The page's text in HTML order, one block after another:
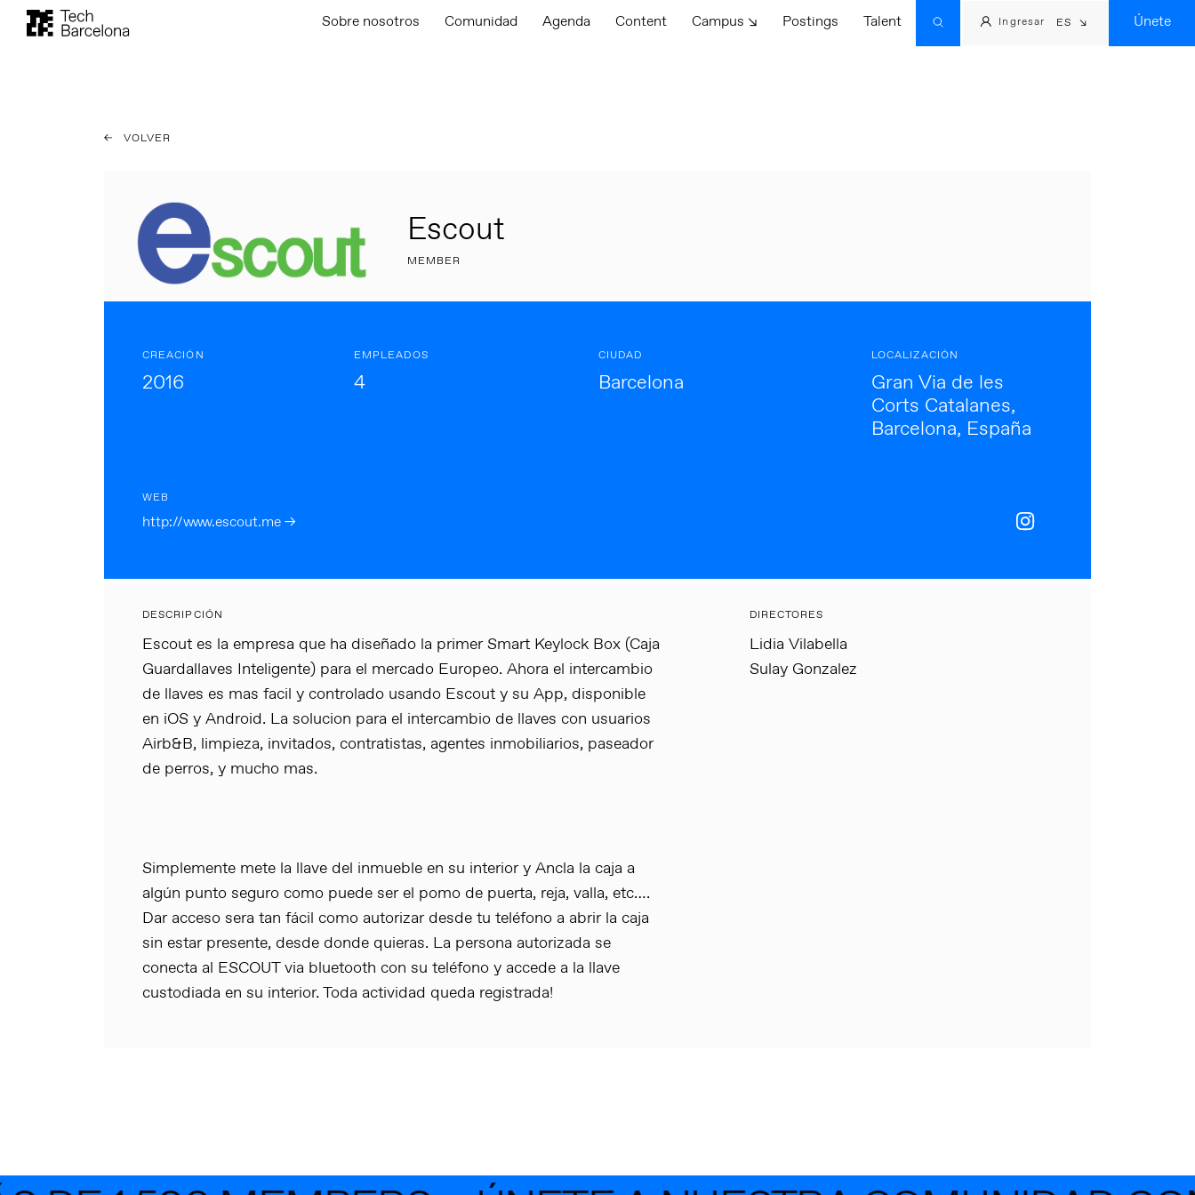
Sobre nosotros Comunidad Agenda Content Campus ↘ Postings Talent Ingresar ES Únete
VOLVER
Escout
MEMBER
CREACIÓN
2016
EMPLEADOS
4
CIUDAD
Barcelona
LOCALIZACIÓN
Gran Via de les
Corts Catalanes,
Barcelona, España
WEB
http://www.escout.me →
DESCRIPCIÓN
Escout es la empresa que ha diseñado la primer Smart Keylock Box (Caja
Guardallaves Inteligente) para el mercado Europeo. Ahora el intercambio
de llaves es mas facil y controlado usando Escout y su App, disponible
en iOS y Android. La solucion para el intercambio de llaves con usuarios
Airb&B, limpieza, invitados, contratistas, agentes inmobiliarios, paseador
de perros, y mucho mas.
Simplemente mete la llave del inmueble en su interior y Ancla la caja a
algún punto seguro como puede ser el pomo de puerta, reja, valla, etc….
Dar acceso sera tan fácil como autorizar desde tu teléfono a abrir la caja
sin estar presente, desde donde quieras. La persona autorizada se
conecta al ESCOUT via bluetooth con su teléfono y accede a la llave
custodiada en su interior. Toda actividad queda registrada!
DIRECTORES
Lidia Vilabella
Sulay Gonzalez